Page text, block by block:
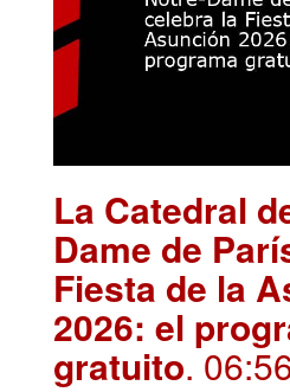
La Catedral
Dame de
Fiesta de la
2026: el
gratuito.